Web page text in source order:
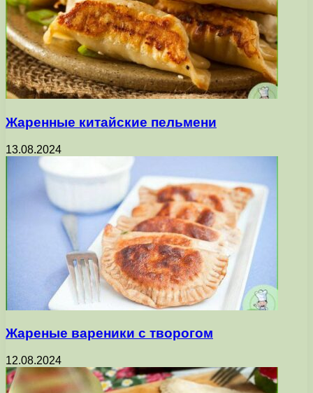
Жаренные китайские пельмени
13.08.2024
Жареные вареники с творогом
12.08.2024